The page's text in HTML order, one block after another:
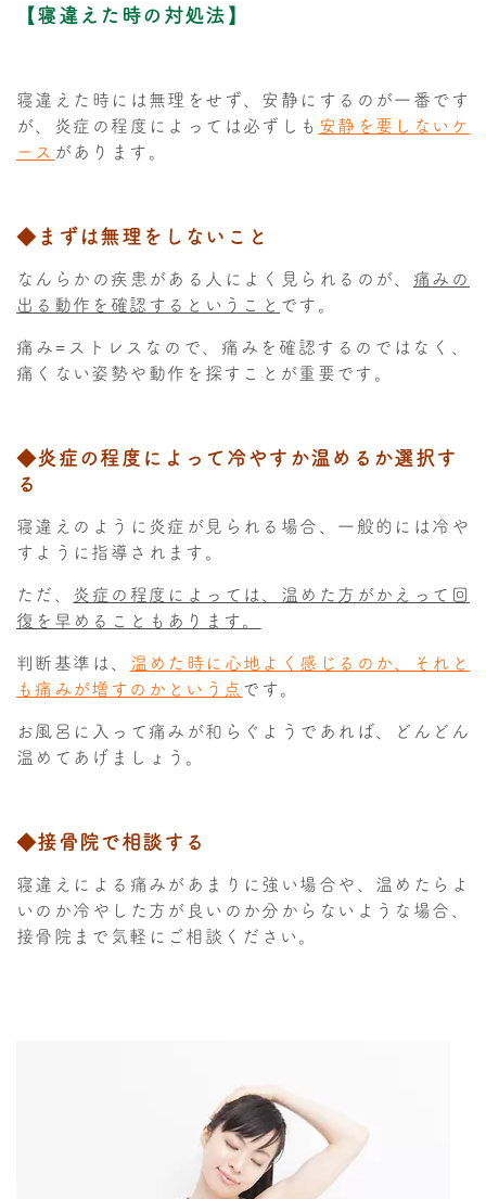
【寝違えた時の対処法】
寝違えた時には無理をせず、安静にするのが一番です
が、炎症の程度によっては必ずしも 安静を要しないケ
ース があります。
◆まずは無理をしないこと
なんらかの疾患がある人によく見られるのが、 痛みの
出る動作を確認するということ です。
痛み=ストレスなので、痛みを確認するのではなく、
痛くない姿勢や動作を探すことが重要です。
◆炎症の程度によって冷やすか温めるか選択す
る
寝違えのように炎症が見られる場合、一般的には冷や
すように指導されます。
ただ、 炎症の程度によっては、温めた方がかえって回
復を早めることもあります。
判断基準は、 温めた時に心地よく感じるのか、それと
も痛みが増すのかという点 です。
お風呂に入って痛みが和らぐようであれば、どんどん
温めてあげましょう。
◆接骨院で相談する
寝違えによる痛みがあまりに強い場合や、温めたらよ
いのか冷やした方が良いのか分からないような場合、
接骨院まで気軽にご相談ください。